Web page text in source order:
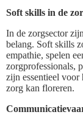
Soft skills in de
In de zorgsector
belang. Soft skills
empathie, spelen
zorgprofessionals,
zijn essentieel voor
zorg kan floreren.